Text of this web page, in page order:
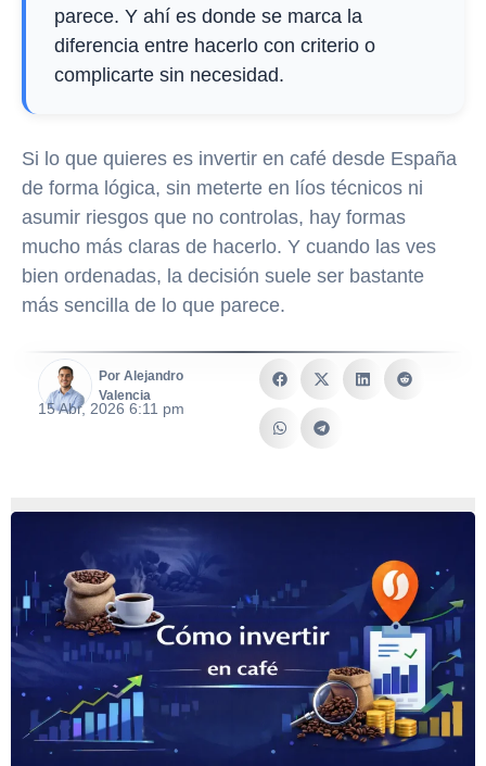
parece. Y ahí es donde se marca la
diferencia entre hacerlo con criterio o
complicarte sin necesidad.
Si lo que quieres es invertir en café desde España
de forma lógica, sin meterte en líos técnicos ni
asumir riesgos que no controlas, hay formas
mucho más claras de hacerlo. Y cuando las ves
bien ordenadas, la decisión suele ser bastante
más sencilla de lo que parece.
Por Alejandro
Valencia
15 Abr, 2026 6:11 pm